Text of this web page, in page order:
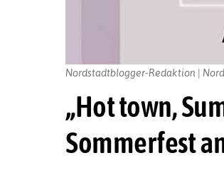
„Hot town,
Sommerfest
Nordstadtblogger-Redaktion |